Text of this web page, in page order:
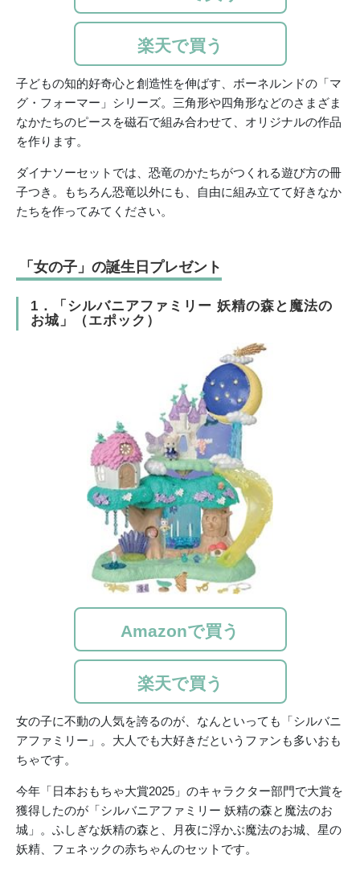
楽天で買う
子どもの知的好奇心と創造性を伸ばす、ボーネルンドの「マ
グ・フォーマー」シリーズ。三角形や四角形などのさまざま
なかたちのピースを磁石で組み合わせて、オリジナルの作品
を作ります。
ダイナソーセットでは、恐竜のかたちがつくれる遊び方の冊
子つき。もちろん恐竜以外にも、自由に組み立てて好きなか
たちを作ってみてください。
「女の子」の誕生日プレゼント
1．「シルバニアファミリー 妖精の森と魔法の
お城」（エポック）
Amazonで買う
楽天で買う
女の子に不動の人気を誇るのが、なんといっても「シルバニ
アファミリー」。大人でも大好きだというファンも多いおも
ちゃです。
今年「日本おもちゃ大賞2025」のキャラクター部門で大賞を
獲得したのが「シルバニアファミリー 妖精の森と魔法のお
城」。ふしぎな妖精の森と、月夜に浮かぶ魔法のお城、星の
妖精、フェネックの赤ちゃんのセットです。